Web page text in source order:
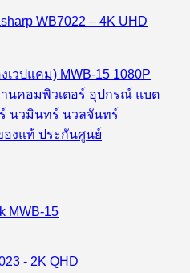
WB7022 – 4K UHD
MWB-15